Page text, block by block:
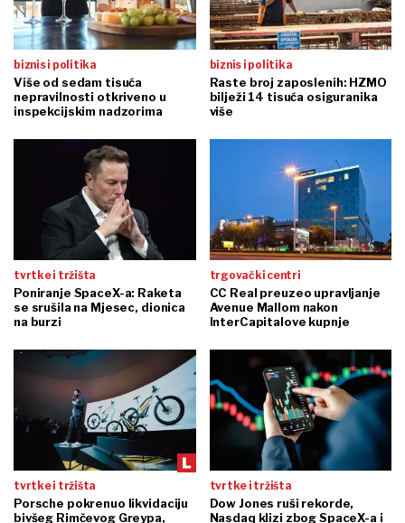
biznis i politika
Više od sedam tisuća
nepravilnosti otkriveno u
inspekcijskim nadzorima
biznis i politika
Raste broj zaposlenih: HZMO
bilježi 14 tisuća osiguranika
više
tvrtke i tržišta
Poniranje SpaceX-a: Raketa
se srušila na Mjesec, dionica
na burzi
trgovački centri
CC Real preuzeo upravljanje
Avenue Mallom nakon
InterCapitalove kupnje
tvrtke i tržišta
Porsche pokrenuo likvidaciju
bivšeg Rimčevog Greypa,
tvrtke i tržišta
Dow Jones ruši rekorde,
Nasdaq klizi zbog SpaceX-a i